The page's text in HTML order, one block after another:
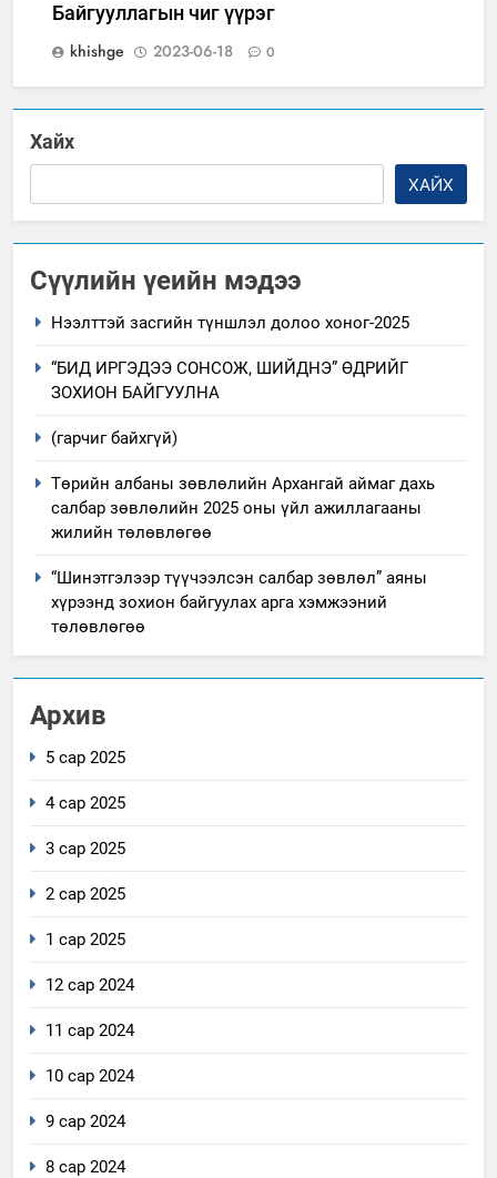
Байгууллагын чиг үүрэг
khishge
2023-06-18 0
Хайх
ХАЙХ
Сүүлийн үеийн мэдээ
Нээлттэй засгийн түншлэл долоо хоног-2025
“БИД ИРГЭДЭЭ СОНСОЖ, ШИЙДНЭ” ӨДРИЙГ
ЗОХИОН БАЙГУУЛНА
(гарчиг байхгүй)
Төрийн албаны зөвлөлийн Архангай аймаг дахь
салбар зөвлөлийн 2025 оны үйл ажиллагааны
жилийн төлөвлөгөө
“Шинэтгэлээр түүчээлсэн салбар зөвлөл” аяны
хүрээнд зохион байгуулах арга хэмжээний
төлөвлөгөө
Архив
5 сар 2025
4 сар 2025
3 сар 2025
2 сар 2025
1 сар 2025
12 сар 2024
11 сар 2024
10 сар 2024
9 сар 2024
8 сар 2024